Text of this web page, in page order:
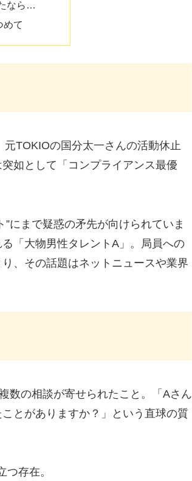
なら…
めて
TOKIOの国分太一さんの活動休止
如として「コンプライアンス最優
にまで疑惑の矛先が向けられていま
「大物男性タレントA」 。局員への
、その話題はネットニュースや業界
数の相談が寄せられたこと。「Aさん
とがありますか？」という直球の質
存在。